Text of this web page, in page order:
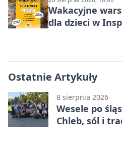
Wakacyjne
dla dzieci w
Ostatnie Artykuły
8 sierpnia 2026
Wesele po
Chleb, sól i